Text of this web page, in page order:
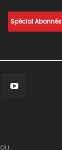
Spécial Abonnés